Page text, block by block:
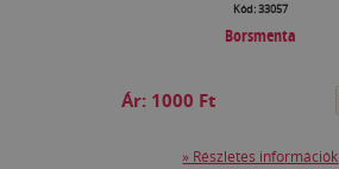
Kód: 33057
Borsmenta
Ár: 1000 Ft
» Részletes információk